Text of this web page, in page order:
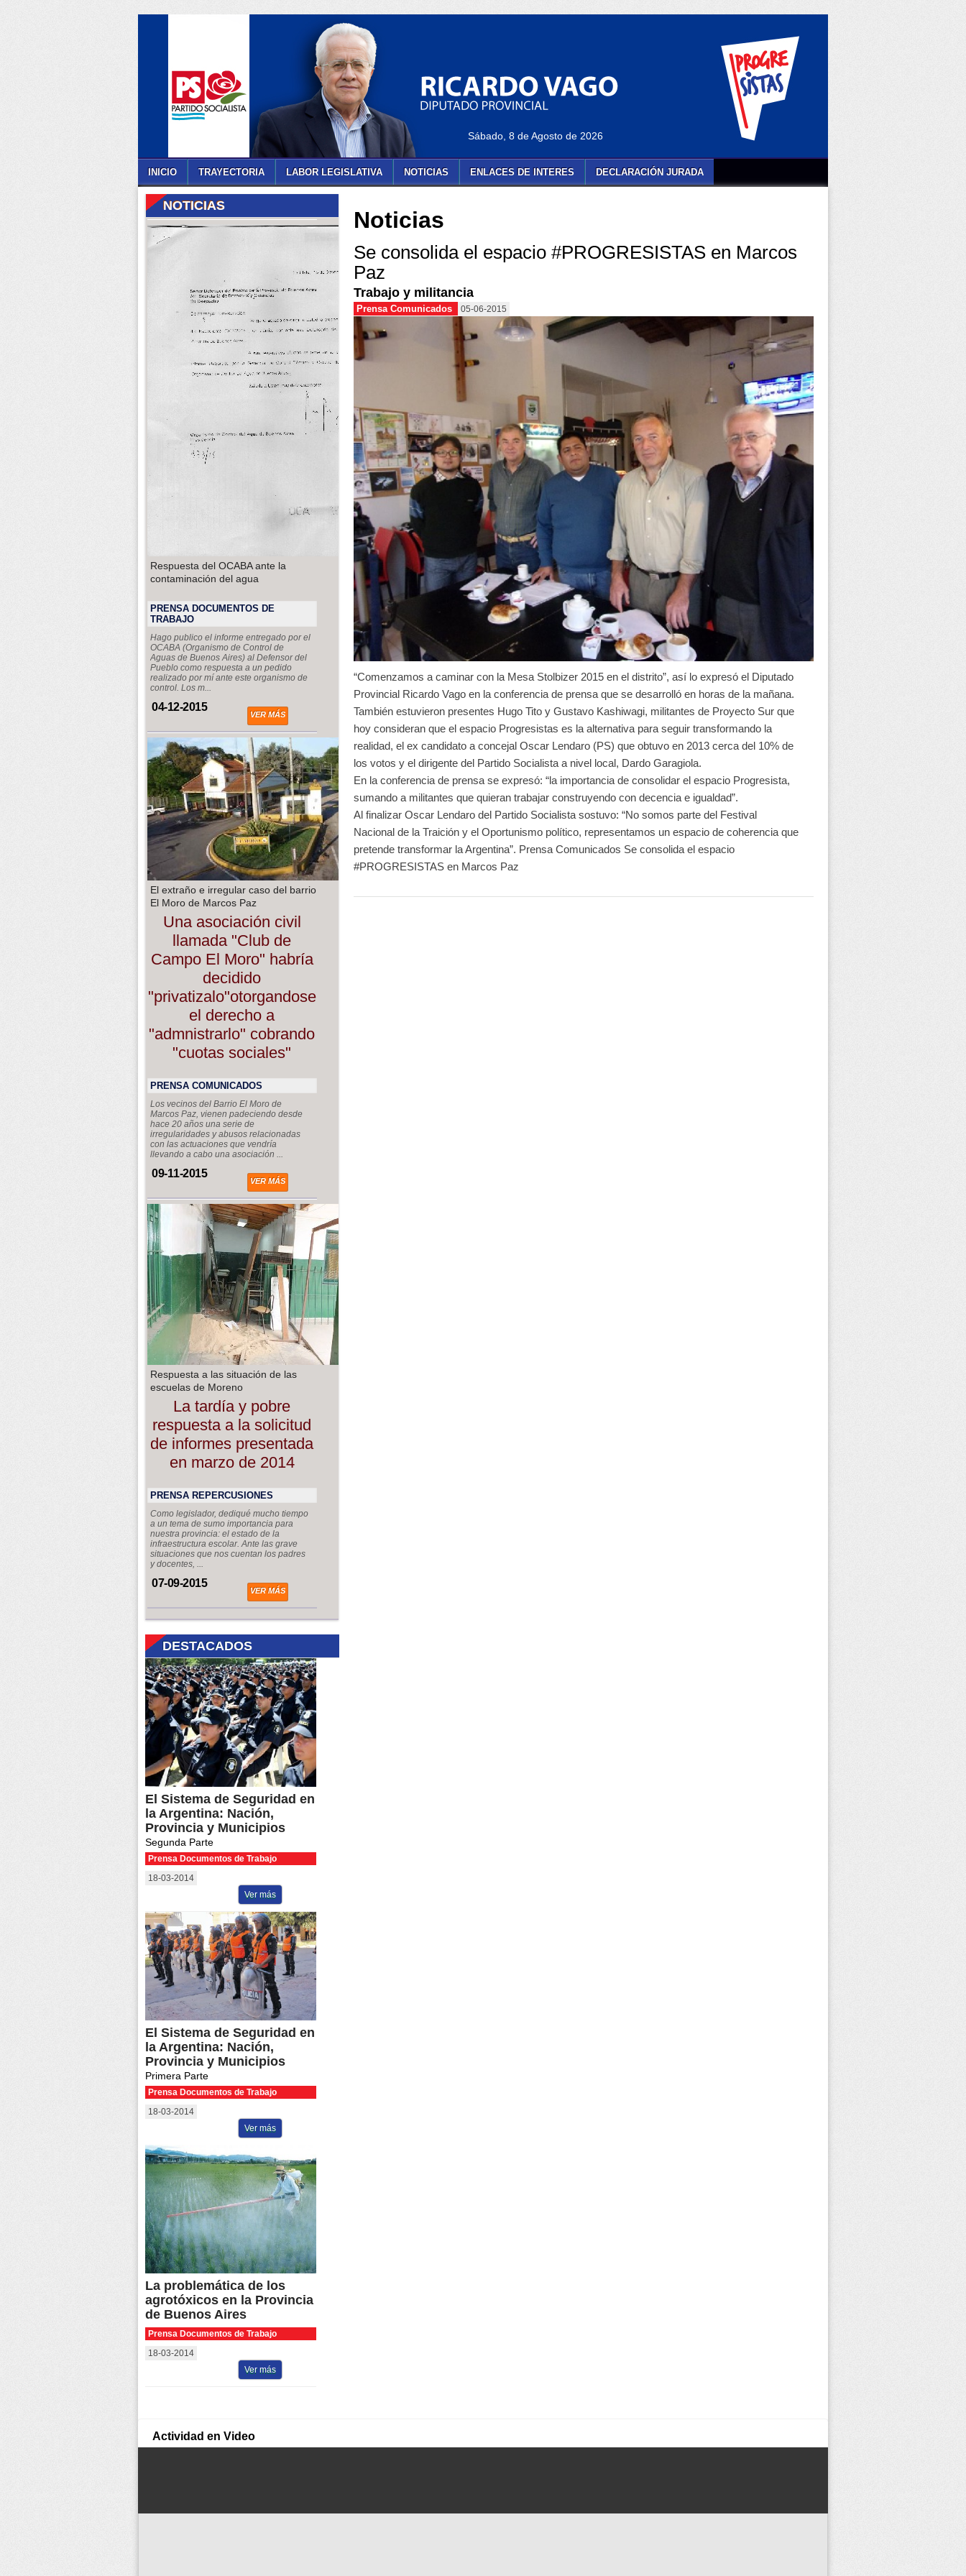
INICIO TRAYECTORIA LABOR LEGISLATIVA NOTICIAS ENLACES DE INTERES DECLARACIÓN JURADA
Sábado, 8 de Agosto de 2026
NOTICIAS
Respuesta del OCABA ante la
contaminación del agua
PRENSA DOCUMENTOS DE
TRABAJO
Hago publico el informe entregado por el
OCABA (Organismo de Control de
Aguas de Buenos Aires) al Defensor del
Pueblo como respuesta a un pedido
realizado por mí ante este organismo de
control. Los m...
04-12-2015
VER MÁS
El extraño e irregular caso del barrio
El Moro de Marcos Paz
Una asociación civil
llamada "Club de
Campo El Moro" habría
decidido
"privatizalo"otorgandose
el derecho a
"admnistrarlo" cobrando
"cuotas sociales"
PRENSA COMUNICADOS
Los vecinos del Barrio El Moro de
Marcos Paz, vienen padeciendo desde
hace 20 años una serie de
irregularidades y abusos relacionadas
con las actuaciones que vendría
llevando a cabo una asociación ...
09-11-2015
VER MÁS
Respuesta a las situación de las
escuelas de Moreno
La tardía y pobre
respuesta a la solicitud
de informes presentada
en marzo de 2014
PRENSA REPERCUSIONES
Como legislador, dediqué mucho tiempo
a un tema de sumo importancia para
nuestra provincia: el estado de la
infraestructura escolar. Ante las grave
situaciones que nos cuentan los padres
y docentes, ...
07-09-2015
VER MÁS
DESTACADOS
El Sistema de Seguridad en
la Argentina: Nación,
Provincia y Municipios
Segunda Parte
Prensa Documentos de Trabajo
18-03-2014
Ver más
El Sistema de Seguridad en
la Argentina: Nación,
Provincia y Municipios
Primera Parte
Prensa Documentos de Trabajo
18-03-2014
Ver más
La problemática de los
agrotóxicos en la Provincia
de Buenos Aires
Prensa Documentos de Trabajo
18-03-2014
Ver más
Noticias
Se consolida el espacio #PROGRESISTAS en Marcos
Paz
Trabajo y militancia
Prensa Comunicados 05-06-2015
“Comenzamos a caminar con la Mesa Stolbizer 2015 en el distrito”, así lo expresó el Diputado
Provincial Ricardo Vago en la conferencia de prensa que se desarrolló en horas de la mañana.
También estuvieron presentes Hugo Tito y Gustavo Kashiwagi, militantes de Proyecto Sur que
hoy consideran que el espacio Progresistas es la alternativa para seguir transformando la
realidad, el ex candidato a concejal Oscar Lendaro (PS) que obtuvo en 2013 cerca del 10% de
los votos y el dirigente del Partido Socialista a nivel local, Dardo Garagiola.
En la conferencia de prensa se expresó: “la importancia de consolidar el espacio Progresista,
sumando a militantes que quieran trabajar construyendo con decencia e igualdad”.
Al finalizar Oscar Lendaro del Partido Socialista sostuvo: “No somos parte del Festival
Nacional de la Traición y el Oportunismo político, representamos un espacio de coherencia que
pretende transformar la Argentina”. Prensa Comunicados Se consolida el espacio
#PROGRESISTAS en Marcos Paz
Actividad en Video